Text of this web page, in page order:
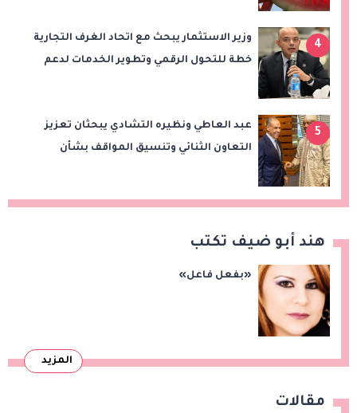
4
وزير الاستثمار يبحث مع اتحاد الغرف التجارية
خطة للتحول الرقمي وتطوير الخدمات لدعم
5
عبد العاطي ونظيره التشادي يبحثان تعزيز
التعاون الثنائي وتنسيق المواقف بشأن
هند أبو ضيف تكتب
«بفعل فاعل»
المزيد
مقالات